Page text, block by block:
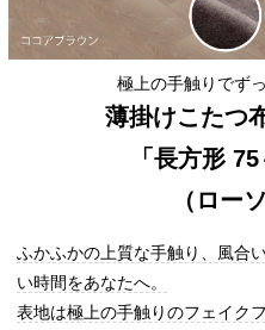
極上の手触りでず
薄掛けこたつ
「長方形
（ロー
ふかふかの上質な手触り、風合
い時間をあなたへ。
表地は極上の手触りのフェイク